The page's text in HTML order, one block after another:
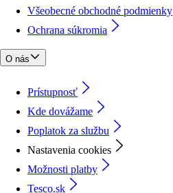
Všeobecné obchodné podmienky
Ochrana súkromia
O nás
Prístupnosť
Kde dovážame
Poplatok za službu
Nastavenia cookies
Možnosti platby
Tesco.sk